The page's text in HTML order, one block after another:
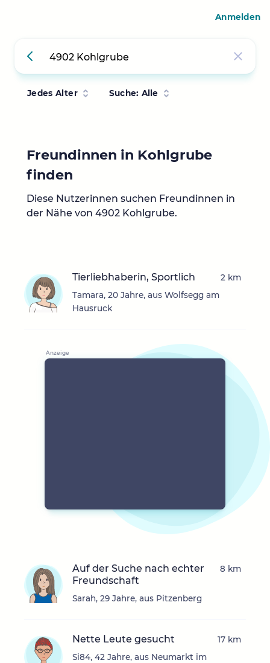
Jedes Alter Suche: Alle
Freundinnen in Kohlgrube
finden
Diese Nutzerinnen suchen Freundinnen in
der Nähe von 4902 Kohlgrube.
Tierliebhaberin, Sportlich
Tamara, 20 Jahre, aus Wolfsegg am
Hausruck
2 km
Auf der Suche nach echter
Freundschaft
Sarah, 29 Jahre, aus Pitzenberg
8 km
Nette Leute gesucht
Si84, 42 Jahre, aus Neumarkt im
17 km
Anmelden